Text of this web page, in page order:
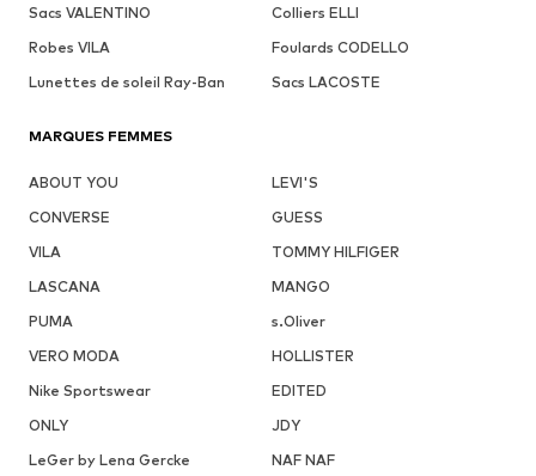
Sacs VALENTINO
Colliers ELLI
Robes VILA
Foulards CODELLO
Lunettes de soleil Ray-Ban
Sacs LACOSTE
MARQUES FEMMES
ABOUT YOU
LEVI'S
CONVERSE
GUESS
VILA
TOMMY HILFIGER
LASCANA
MANGO
PUMA
s.Oliver
VERO MODA
HOLLISTER
Nike Sportswear
EDITED
ONLY
JDY
LeGer by Lena Gercke
NAF NAF